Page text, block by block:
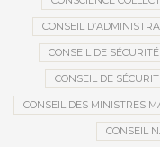
CONSEIL
CONSEIL DE SÉCURITÉ
CONSEIL DE
CONSEIL DES MINISTRES
CONSEIL